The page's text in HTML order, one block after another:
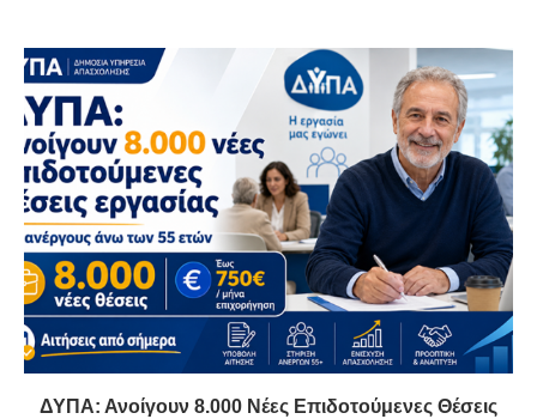
ΔΥΠΑ: Ανοίγουν 8.000 Νέες Επιδοτούμενες Θέσεις